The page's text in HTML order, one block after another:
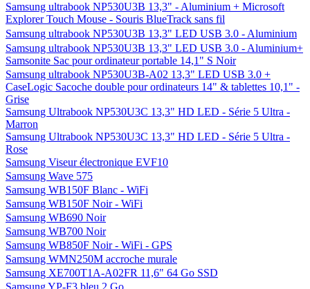
Samsung ultrabook NP530U3B 13,3" - Aluminium + Microsoft
Explorer Touch Mouse - Souris BlueTrack sans fil
Samsung ultrabook NP530U3B 13,3" LED USB 3.0 - Aluminium
Samsung ultrabook NP530U3B 13,3" LED USB 3.0 - Aluminium+
Samsonite Sac pour ordinateur portable 14,1" S Noir
Samsung ultrabook NP530U3B-A02 13,3" LED USB 3.0 +
CaseLogic Sacoche double pour ordinateurs 14" & tablettes 10,1" -
Grise
Samsung Ultrabook NP530U3C 13,3" HD LED - Série 5 Ultra -
Marron
Samsung Ultrabook NP530U3C 13,3" HD LED - Série 5 Ultra -
Rose
Samsung Viseur électronique EVF10
Samsung Wave 575
Samsung WB150F Blanc - WiFi
Samsung WB150F Noir - WiFi
Samsung WB690 Noir
Samsung WB700 Noir
Samsung WB850F Noir - WiFi - GPS
Samsung WMN250M accroche murale
Samsung XE700T1A-A02FR 11,6" 64 Go SSD
Samsung YP-F3 bleu 2 Go